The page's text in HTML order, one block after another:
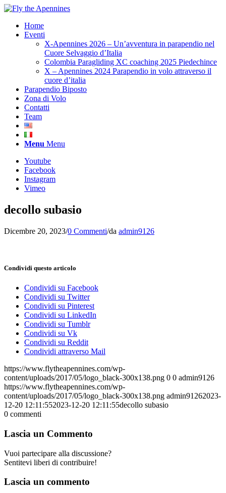
Home
Eventi
X-Apennines 2026 – Un’avventura in parapendio nel
Cuore Selvaggio d’Italia
Colombia Paragliding XC coaching 2025 Piedechince
X – Apennines 2024 Parapendio in volo attraverso il
cuore d’italia
Parapendio Biposto
Zona di Volo
Contatti
Team
Menu Menu
Youtube
Facebook
Instagram
Vimeo
decollo subasio
Dicembre 20, 2023/0 Commenti/da admin9126
Condividi questo articolo
Condividi su Facebook
Condividi su Twitter
Condividi su Pinterest
Condividi su LinkedIn
Condividi su Tumblr
Condividi su Vk
Condividi su Reddit
Condividi attraverso Mail
https://www.flytheapennines.com/wp-
content/uploads/2017/05/logo_black-300x138.png 0 0 admin9126
https://www.flytheapennines.com/wp-
content/uploads/2017/05/logo_black-300x138.png admin91262023-
12-20 12:11:552023-12-20 12:11:55decollo subasio
0 commenti
Lascia un Commento
Vuoi partecipare alla discussione?
Sentitevi liberi di contribuire!
Lascia un commento